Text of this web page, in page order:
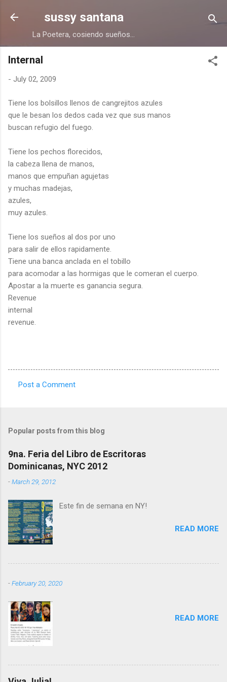
Skip to main content
sussy santana
La Poetera, cosiendo sueños...
Internal
- July 02, 2009
Tiene los bolsillos llenos de cangrejitos azules
que le besan los dedos cada vez que sus manos
buscan refugio del fuego.
Tiene los pechos florecidos,
la cabeza llena de manos,
manos que empuñan agujetas
y muchas madejas,
azules,
muy azules.
Tiene los sueños al dos por uno
para salir de ellos rapidamente.
Tiene una banca anclada en el tobillo
para acomodar a las hormigas que le comeran el cuerpo.
Apostar a la muerte es ganancia segura.
Revenue
internal
revenue.
m
e
n
t
Post a Comment
Popular posts from this blog
9na. Feria del Libro de Escritoras
Dominicanas, NYC 2012
-March 29, 2012
Este fin de semana en NY!
READ MORE
-February 20, 2020
READ MORE